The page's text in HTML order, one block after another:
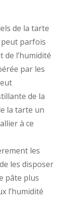
de la tarte
parfois
de l’humidité
par les
de la
la tarte un
à ce
les
les disposer
pâte plus
l’humidité